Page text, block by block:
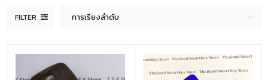
FILTER การเรียงลำดับ